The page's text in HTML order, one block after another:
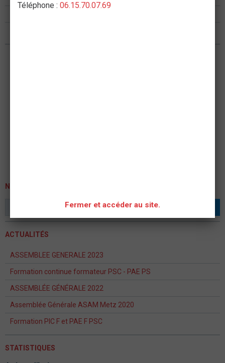
NEWSLETTER
ACTUALITÉS
ASSEMBLEE GENERALE 2023
Formation continue formateur PSC - PAE PS
ASSEMBLÉE GÉNÉRALE 2022
Assemblée Générale ASAM Metz 2020
Formation PIC F et PAE F PSC
STATISTIQUES
Téléphone : 06.15.70.07.69
Fermer et accéder au site.